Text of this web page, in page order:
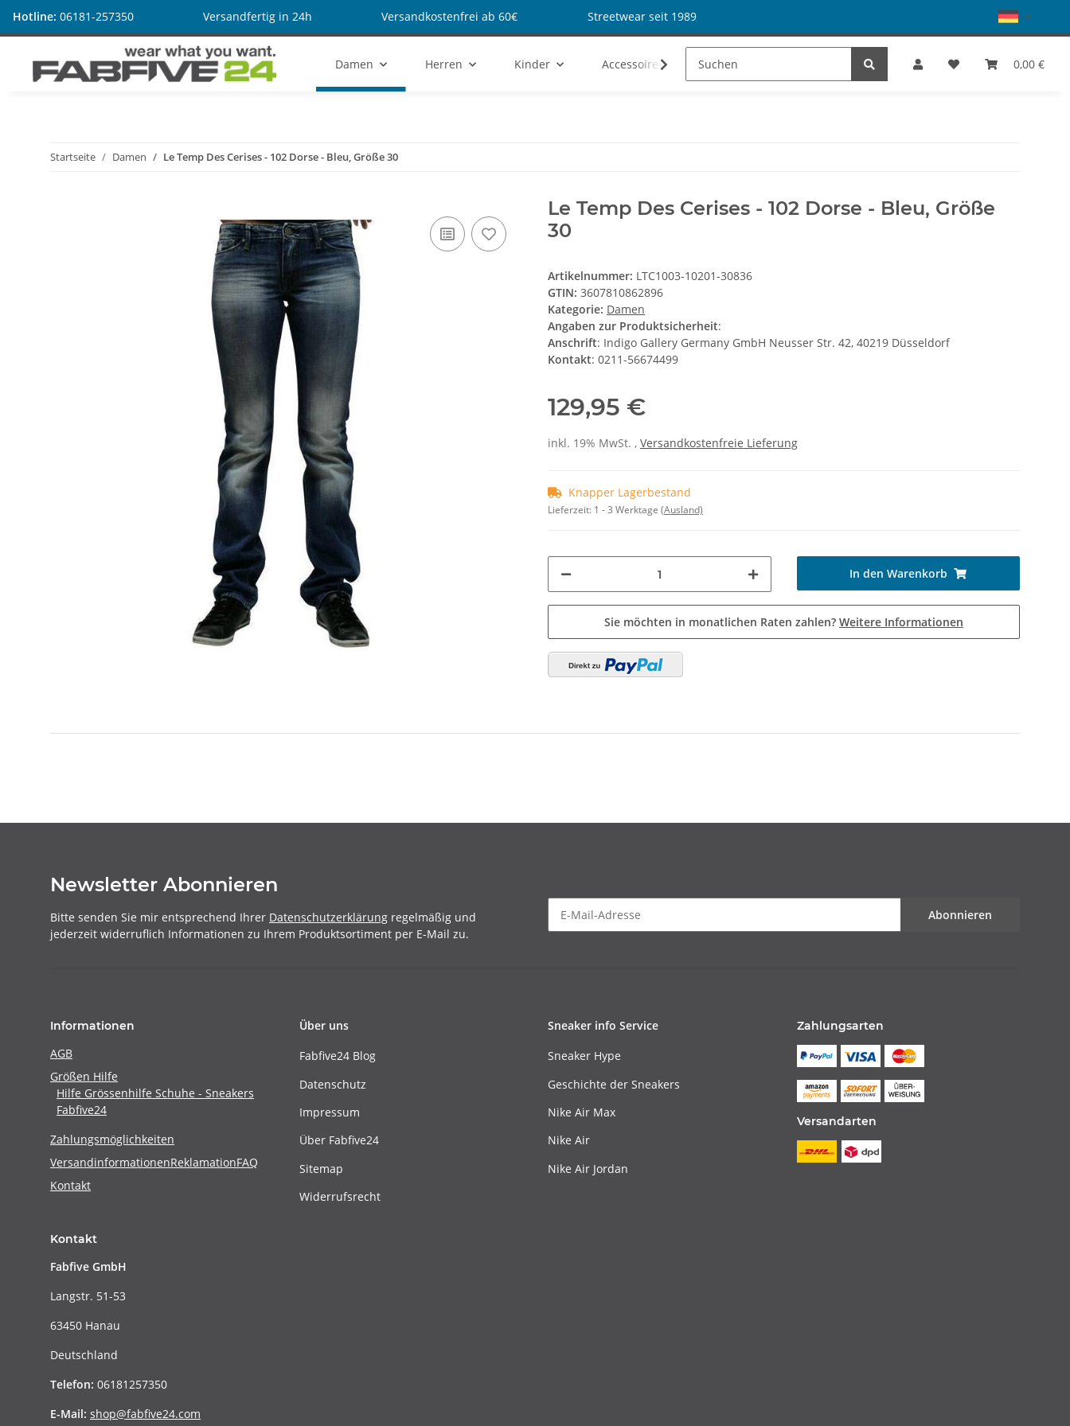
Hotline: 06181-257350 Versandfertig in 24h Versandkostenfrei ab 60€ Streetwear seit 1989
0,00 €
Damen Herren Kinder Accessoires Schuhe SALE Marke
Startseite Damen Le Temp Des Cerises - 102 Dorse - Bleu, Größe 30
Le Temp Des Cerises - 102 Dorse - Bleu, Größe
30
Artikelnummer: LTC1003-10201-30836
GTIN: 3607810862896
Kategorie: Damen
Angaben zur Produktsicherheit:
Anschrift: Indigo Gallery Germany GmbH Neusser Str. 42, 40219 Düsseldorf
Kontakt: 0211-56674499
129,95 €
inkl. 19% MwSt. , Versandkostenfreie Lieferung
Knapper Lagerbestand
Lieferzeit: 1 - 3 Werktage (Ausland)
In den Warenkorb
Sie möchten in monatlichen Raten zahlen? Weitere Informationen
Newsletter Abonnieren
Bitte senden Sie mir entsprechend Ihrer Datenschutzerklärung regelmäßig und
jederzeit widerruflich Informationen zu Ihrem Produktsortiment per E-Mail zu.
Abonnieren
Informationen
AGB
Größen Hilfe
Hilfe Grössenhilfe Schuhe - Sneakers
Fabfive24
Zahlungsmöglichkeiten
VersandinformationenReklamationFAQ
Kontakt
Über uns
Fabfive24 Blog
Datenschutz
Impressum
Über Fabfive24
Sitemap
Widerrufsrecht
Sneaker info Service
Sneaker Hype
Geschichte der Sneakers
Nike Air Max
Nike Air
Nike Air Jordan
Zahlungsarten
Versandarten
Kontakt
Fabfive GmbH
Langstr. 51-53
63450 Hanau
Deutschland
Telefon: 06181257350
E-Mail: shop@fabfive24.com